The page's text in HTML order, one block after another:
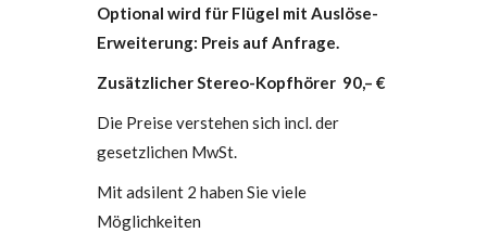
Optional wird für Flügel mit Auslöse-
Erweiterung: Preis auf Anfrage.
Zusätzlicher Stereo-Kopfhörer 90,– €
Die Preise verstehen sich incl. der
gesetzlichen MwSt.
Mit adsilent 2 haben Sie viele
Möglichkeiten